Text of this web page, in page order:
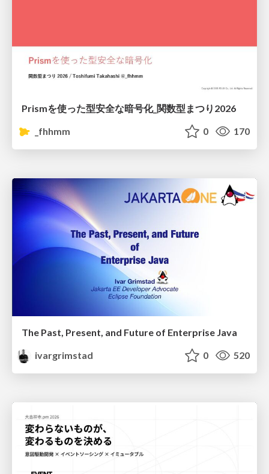
Prismを使った型安全な暗号化_関数型まつり2026
_fhhmm
0 170
The Past, Present, and Future of Enterprise Java
ivargrimstad
0 520